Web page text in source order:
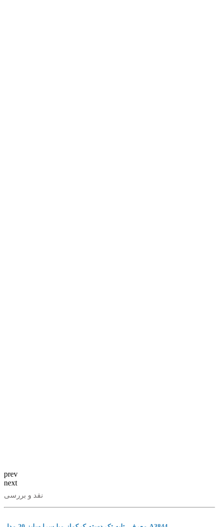
prev
next
نقد و بررسی